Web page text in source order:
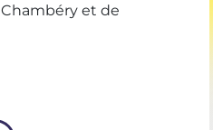
et de